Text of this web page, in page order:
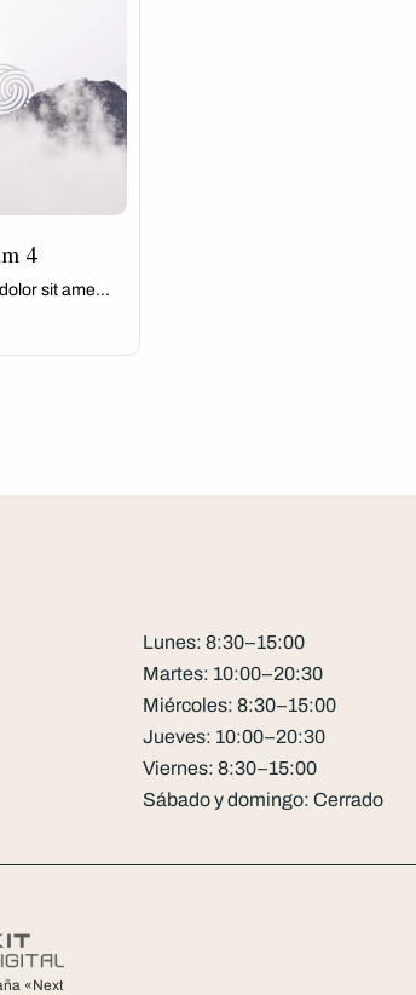
4
sit ame...
Lunes: 8:30–15:00
Martes: 10:00–20:30
Miércoles: 8:30–15:00
Jueves: 10:00–20:30
Viernes: 8:30–15:00
Sábado y domingo: Cerrado
«Next